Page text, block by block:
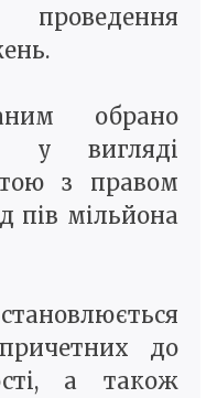
обрано
у вигляді
з правом
пів мільйона
до
а також